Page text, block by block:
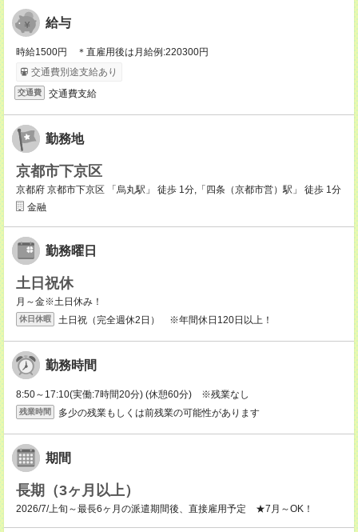
給与
時給1500円 ＊直雇用後は月給例:220300円
交通費別途支給あり
交通費 交通費支給
勤務地
京都市下京区
京都府 京都市下京区 「烏丸駅」 徒歩 1分,「四条（京都市営）駅」 徒歩 1分
金融
勤務曜日
土日祝休
月～金※土日休み！
休日休暇 土日祝（完全週休2日） ※年間休日120日以上！
勤務時間
8:50～17:10(実働:7時間20分) (休憩60分) ※残業なし
残業時間 多少の残業もしくは前残業の可能性があります
期間
長期（3ヶ月以上）
2026/7/上旬～最長6ヶ月の派遣期間後、直接雇用予定 ★7月～OK！